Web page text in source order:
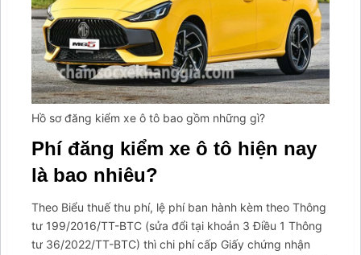
Hồ sơ đăng kiểm xe ô tô bao gồm những gì?
Phí đăng kiểm xe ô tô hiện nay
là bao nhiêu?
Theo Biểu thuế thu phí, lệ phí ban hành kèm theo Thông
tư 199/2016/TT-BTC (sửa đổi tại khoản 3 Điều 1 Thông
tư 36/2022/TT-BTC) thì chi phí cấp Giấy chứng nhận